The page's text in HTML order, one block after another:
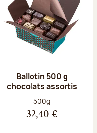
Ballotin 500 g
chocolats assortis
Poids net :
500g
32,40 €